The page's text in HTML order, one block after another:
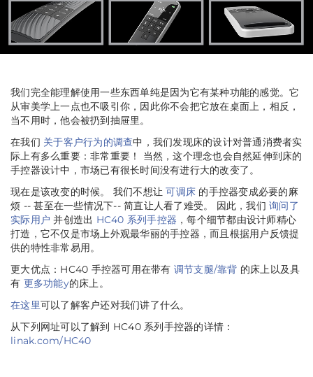
我们完全能理解使用一些东西单纯是因为它有某种功能的感觉。它
从审美学上一点也不吸引你，因此你不会把它放在桌面上，相反，
当不用时，他会被扔到抽屉里。
在我们 关于客户行为的调查中，我们发现床的设计对普通消费者实
际上有多么重要：非常重要！ 当然，这个理念也会自然延伸到床的
手控器设计中，市场已有很长时间没有进行大的改变了。
现在是该改变的时候。 我们不想让可调床 的手控器变成必要的麻
烦 -- 甚至在一些情况下-- 简直让人看了难受。 因此，我们 询问了
实际用户 并创造出 HC40 系列手控器 ，每个细节都由设计师精心
打造，它不仅是市场上外观最华丽的手控器，而且根据用户反馈提
供的特性非常易用。
更大优点：HC40 手控器可用在带有 调节支腿/靠背 的床上以及具
有 更多功能y的床上。
在这里可以了解客户还对我们讲了什么。
从下列网址可以了解到 HC40 系列手控器的详情：
linak.com/HC40